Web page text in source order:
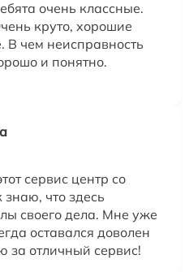
очень классные.
круто, хорошие
В чем неисправность
и понятно.
сервис центр со
знаю, что здесь
своего дела. Мне уже
оставался доволен
за отличный сервис!